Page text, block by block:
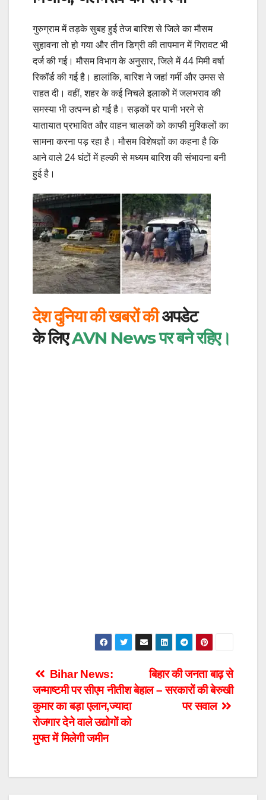
गुरुग्राम में तड़के सुबह हुई तेज बारिश से जिले का मौसम
सुहावना तो हो गया और तीन डिग्री की तापमान में गिरावट भी
दर्ज की गई। मौसम विभाग के अनुसार, जिले में 44 मिमी वर्षा
रिकॉर्ड की गई है। हालांकि, बारिश ने जहां गर्मी और उमस से
राहत दी। वहीं, शहर के कई निचले इलाकों में जलभराव की
समस्या भी उत्पन्न हो गई है। सड़कों पर पानी भरने से
यातायात प्रभावित और वाहन चालकों को काफी मुश्किलों का
सामना करना पड़ रहा है। मौसम विशेषज्ञों का कहना है कि
आने वाले 24 घंटों में हल्की से मध्यम बारिश की संभावना बनी
हुई है।
देश दुनिया की खबरों कीअपडेट
के लिएAVN Newsपर बने रहिए।
Post
navigation
बिहार की जनता बाढ़ से
बेहाल – सरकारों की बेरुखी
पर सवाल
Bihar News:
जन्माष्टमी पर सीएम नीतीश
कुमार का बड़ा एलान,ज्यादा
रोजगार देने वाले उद्योगों को
मुफ्त में मिलेगी जमीन